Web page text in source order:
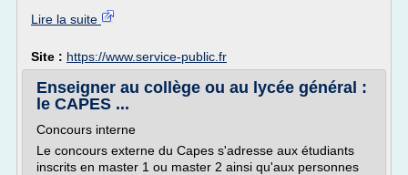
Lire la suite
Site : https://www.service-public.fr
Enseigner au collège ou au lycée général :
le CAPES ...
Concours interne
Le concours externe du Capes s'adresse aux étudiants
inscrits en master 1 ou master 2 ainsi qu'aux personnes